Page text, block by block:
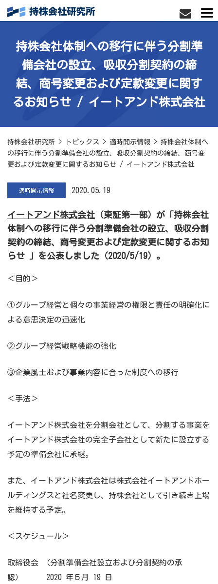
持株会社体制への移行に伴う分割準
備会社の設立、吸収分割契約の締
結、商号変更および定款変更に関す
るお知らせ / イートアンド株式会社
持株会社研究所 > トピックス > 適時開示情報 > 持株会社体制へ
の移行に伴う分割準備会社の設立、吸収分割契約の締結、商号変
更および定款変更に関するお知らせ / イートアンド株式会社
適時開示情報 2020.05.19
イートアンド株式会社 （東証第一部）が「持株会社
体制への移行に伴う分割準備会社の設立、吸収分割
契約の締結、商号変更および定款変更に関するお知
らせ
」を公表しました（2020/5/19）。
＜目的＞
①グループ経営と個々の事業経営の権限と責任の明確化に
よる意思決定の迅速化
②グループ経営戦略機能の強化
③企業風土および事業内容に合った制度への移行
＜手法＞
イートアンド株式会社を分割会社として、分割する事業を
イートアンド株式会社の完全子会社として新たに設立する
予定の準備会社に承継。
また、イートアンド株式会社は株式会社イートアンドホー
ルディングスと社名変更し、持株会社として引き続き上場
を維持する予定。
＜スケジュール＞
取締役会 （分割準備会社設立および分割契約の承
認） 2020 年５月 19 日